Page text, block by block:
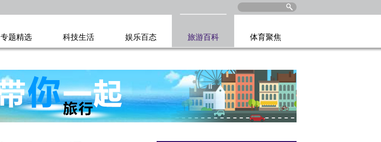
专题精选 科技生活 娱乐百态 旅游百科 体育聚焦